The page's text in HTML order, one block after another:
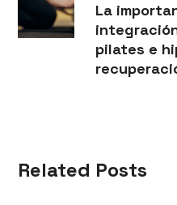
La
pilates e
Related Posts